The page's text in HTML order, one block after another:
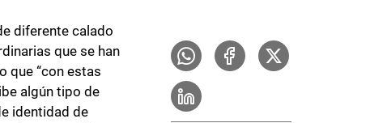
diferente calado
que se han
que “con estas
algún tipo de
identidad de